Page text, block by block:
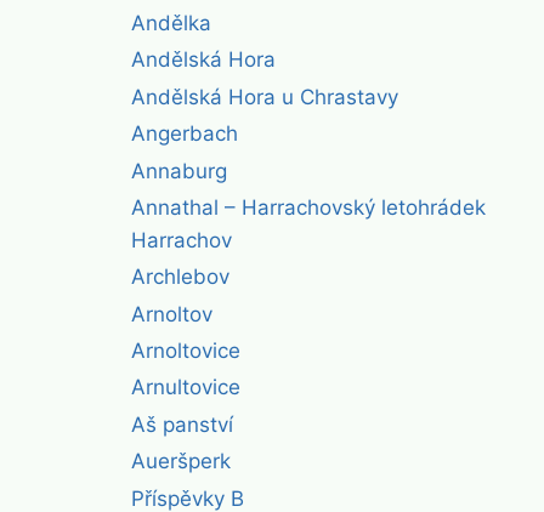
Andělka
Andělská Hora
Andělská Hora u Chrastavy
Angerbach
Annaburg
Annathal – Harrachovský letohrádek
Harrachov
Archlebov
Arnoltov
Arnoltovice
Arnultovice
Aš panství
Aueršperk
Příspěvky B